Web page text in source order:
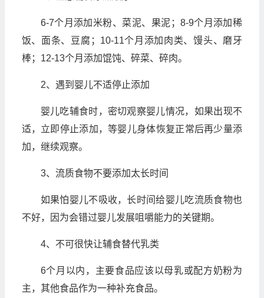
6-7个月添加米粉、菜泥、果泥；8-9个月添加稀
饭、面条、豆腐；10-11个月添加肉类、馒头、磨牙
棒；12-13个月添加馄饨、碎菜、碎肉。
2、遇到婴儿不适停止添加
婴儿吃辅食时，密切观察婴儿情况，如果出现不
适，立即停止添加，等婴儿身体恢复正常后再少量添
加，继续观察。
3、流质食物不要添加太长时间
如果怕婴儿不吸收，长时间给婴儿吃流质食物也
不好，因为会错过婴儿发展咀嚼能力的关键期。
4、不可很快让辅食替代乳类
6个月以内，主要食品应该以母乳或配方奶粉为
主，其他食品作为一种补充食品。